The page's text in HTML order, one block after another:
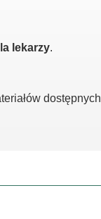
lekarzy.
dostępnych